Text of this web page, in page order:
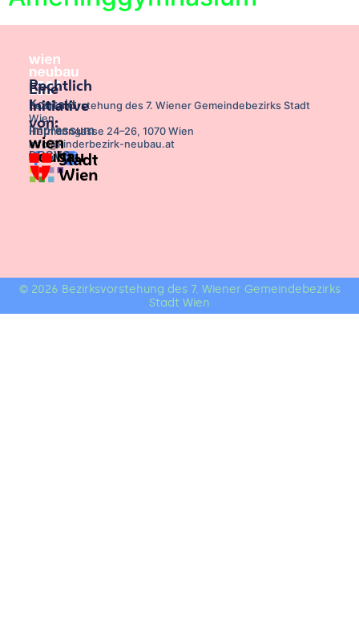
Bezirksvorstehung des 7. Wiener Gemeindebezirks Stadt
Wien,
Hermanngasse 24–26, 1070 Wien
info@kinderbezirk-neubau.at
Rechtlich
Kontakt
Impressum
DSGVO
Eine
Initiative
von:
© 2026 Bezirksvorstehung des 7. Wiener Gemeindebezirks
Stadt Wien